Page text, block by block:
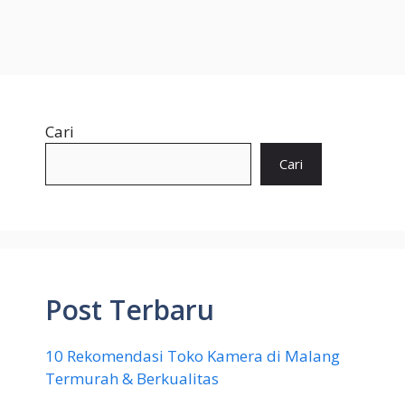
Cari
Cari
Post Terbaru
10 Rekomendasi Toko Kamera di Malang
Termurah & Berkualitas